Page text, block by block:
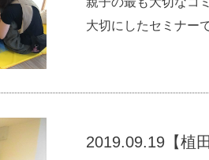
大切にしたセミナー
2019.09.19【植田